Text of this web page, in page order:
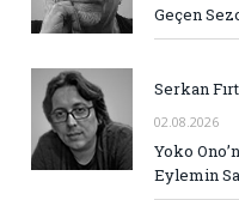
Geçen
Serkan
02.08.2026
Yoko
Eylemin